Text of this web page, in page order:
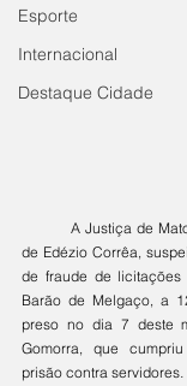
Esporte
Internacional
Destaque Cidade
de Edézio Corrêa,
de fraude de
Barão de Melgaço, a
preso no dia 7 deste
Gomorra, que
prisão contra servidores.